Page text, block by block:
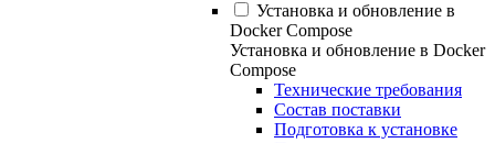
Установка и обновление в
Docker Compose
Установка и обновление в Docker
Compose
Технические требования
Состав поставки
Подготовка к установке